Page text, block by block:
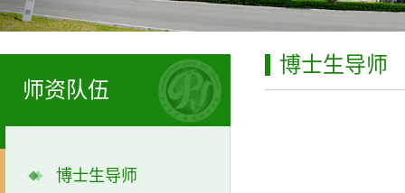
师资队伍
博士生导师
博士生导师